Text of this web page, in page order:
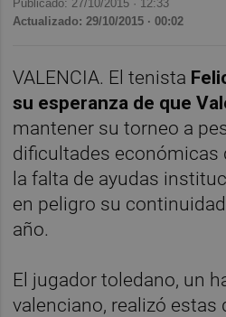
Publicado: 27/10/2015 · 12:33
Actualizado: 29/10/2015 · 00:02
VALENCIA. El tenista
su esperanza de que
mantener su torneo a
dificultades económicas
la falta de ayudas
en peligro su
año.
El jugador toledano, un
valenciano, realizó estas